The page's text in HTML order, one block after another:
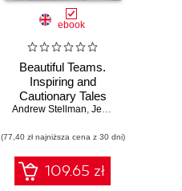
ebook
Beautiful Teams.
Inspiring and
Cautionary Tales
from Veteran Team
Andrew Stellman, Jennifer Greene
(77,40 zł najniższa cena z 30 dni)
109.65 zł